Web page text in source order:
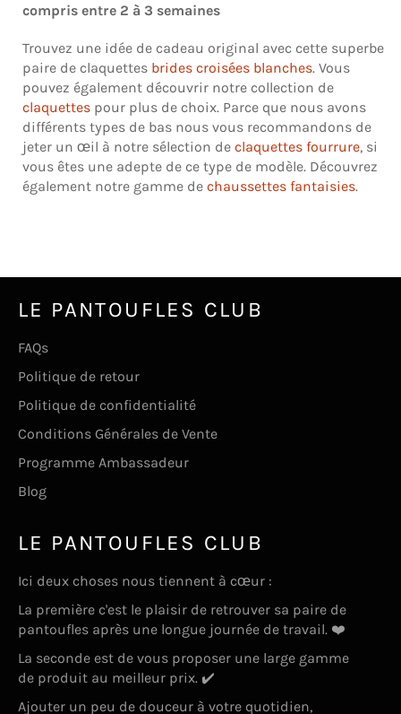
compris entre 2 à 3 semaines
Trouvez une idée de cadeau original avec cette superbe
paire de claquettes brides croisées blanches. Vous
pouvez également découvrir notre collection de
claquettes pour plus de choix. Parce que nous avons
différents types de bas nous vous recommandons de
jeter un œil à notre sélection de claquettes fourrure, si
vous êtes une adepte de ce type de modèle. Découvrez
également notre gamme de chaussettes fantaisies.
LE PANTOUFLES CLUB
FAQs
Politique de retour
Politique de confidentialité
Conditions Générales de Vente
Programme Ambassadeur
Blog
LE PANTOUFLES CLUB
Ici deux choses nous tiennent à cœur :
La première c'est le plaisir de retrouver sa paire de
pantoufles après une longue journée de travail. ❤️
La seconde est de vous proposer une large gamme
de produit au meilleur prix. ✔️
Ajouter un peu de douceur à votre quotidien,